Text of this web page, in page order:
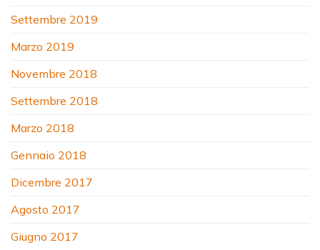
Settembre 2019
Marzo 2019
Novembre 2018
Settembre 2018
Marzo 2018
Gennaio 2018
Dicembre 2017
Agosto 2017
Giugno 2017